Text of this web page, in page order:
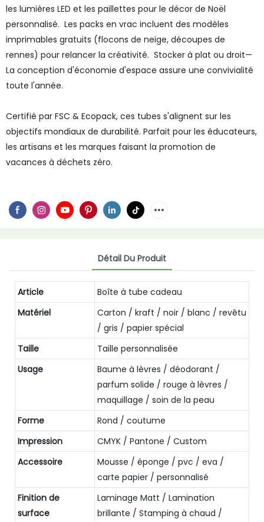
les lumières LED et les paillettes pour le décor de Noël
personnalisé. Les packs en vrac incluent des modèles
imprimables gratuits (flocons de neige, découpes de
rennes) pour relancer la créativité. Stocker à plat ou droit—
La conception d'économie d'espace assure une convivialité
toute l'année.
Certifié par FSC & Ecopack, ces tubes s'alignent sur les
objectifs mondiaux de durabilité. Parfait pour les éducateurs,
les artisans et les marques faisant la promotion de
vacances à déchets zéro.
Détail Du Produit
Article
Boîte à tube cadeau
Matériel
Carton / kraft / noir / blanc / revêtu
/ gris / papier spécial
Taille
Taille personnalisée
Usage
Baume à lèvres / déodorant /
parfum solide / rouge à lèvres /
maquillage / soin de la peau
Forme
Rond / coutume
Impression
CMYK / Pantone / Custom
Accessoire
Mousse / éponge / pvc / eva /
carte papier / personnalisé
Finition de
surface
Laminage Matt / Lamination
brillante / Stamping à chaud /